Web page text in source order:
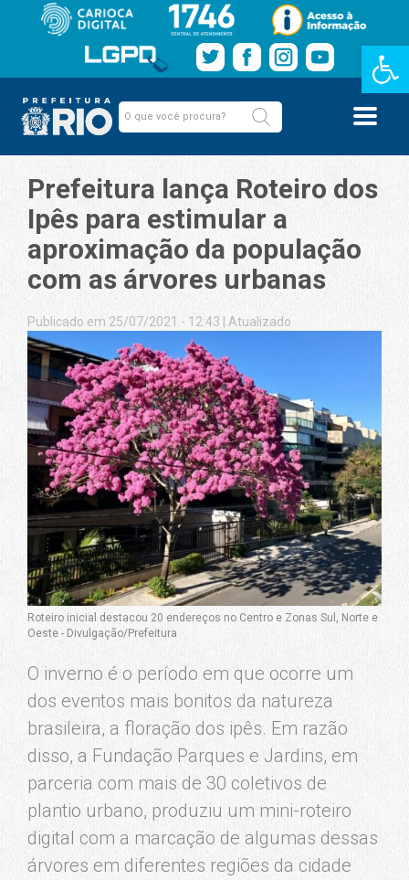
Barra de
Prefeitura lança Roteiro dos
Ipês para estimular a
aproximação da população
com as árvores urbanas
Publicado em 25/07/2021 - 12:43 Atualizado
Roteiro inicial destacou 20 endereços no Centro e Zonas Sul, Norte e
Oeste - Divulgação/Prefeitura
O inverno é o período em que ocorre um
dos eventos mais bonitos da natureza
brasileira, a floração dos ipês. Em razão
disso, a Fundação Parques e Jardins, em
parceria com mais de 30 coletivos de
plantio urbano, produziu um mini-roteiro
digital com a marcação de algumas dessas
árvores em diferentes regiões da cidade